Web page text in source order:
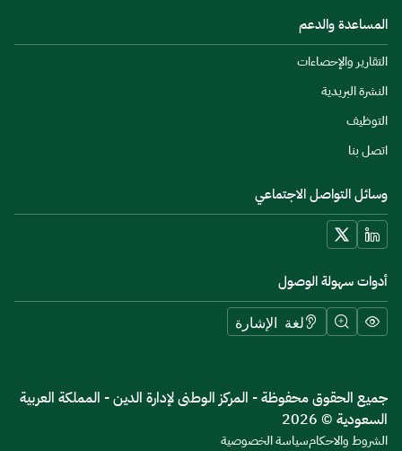
المساعدة والدعم
التقارير والإحصاءات
النشرة البريدية
التوظيف
اتصل بنا
وسائل التواصل الاجتماعي
أدوات سهولة الوصول
لغة الإشارة
جميع الحقوق محفوظة - المركز الوطنى لإدارة الدين - المملكة العربية
السعودية © 2026
الشروط والاحكامسياسة الخصوصية